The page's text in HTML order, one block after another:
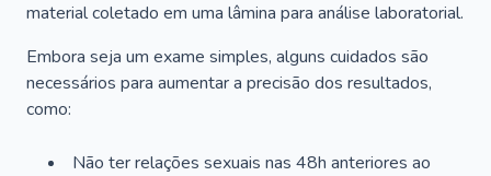
material coletado em uma lâmina para análise laboratorial.
Embora seja um exame simples, alguns cuidados são
necessários para aumentar a precisão dos resultados,
como:
Não ter relações sexuais nas 48h anteriores ao